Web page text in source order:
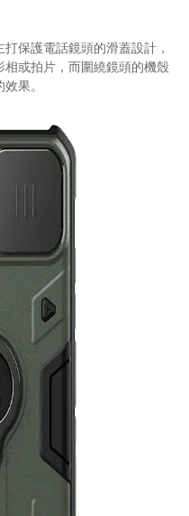
保護電話鏡頭的滑蓋設計，
或拍片，而圍繞鏡頭的機殼
果。